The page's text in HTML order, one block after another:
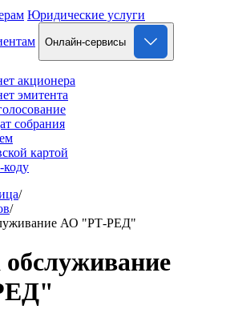
Юридические услуги
Онлайн-сервисы
акционера
эмитента
собрания
картой
/
/
АО "РТ-РЕД"